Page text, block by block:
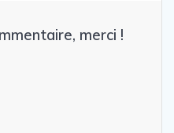
merci !